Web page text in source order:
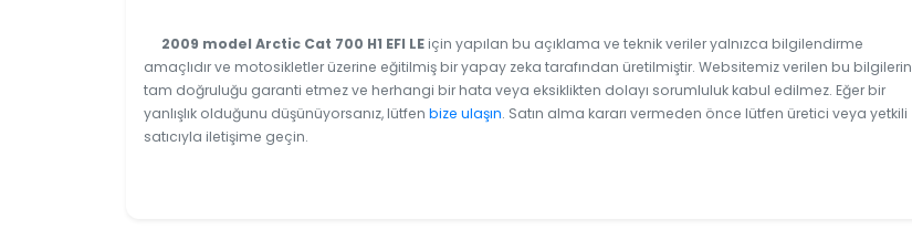
2009 model Arctic Cat 700 H1 EFI LE için yapılan bu açıklama ve teknik veriler yalnızca bilgilendirme
amaçlıdır ve motosikletler üzerine eğitilmiş bir yapay zeka tarafından üretilmiştir. Websitemiz verilen bu bilgilerin
tam doğruluğu garanti etmez ve herhangi bir hata veya eksiklikten dolayı sorumluluk kabul edilmez. Eğer bir
yanlışlık olduğunu düşünüyorsanız, lütfen bize ulaşın. Satın alma kararı vermeden önce lütfen üretici veya yetkili
satıcıyla iletişime geçin.